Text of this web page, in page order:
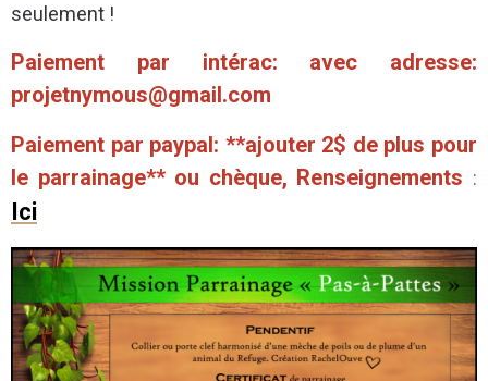
seulement !
Paiement par intérac: avec adresse:
projetnymous@gmail.com
Paiement par paypal: **ajouter 2$ de plus pour
le parrainage** ou chèque, Renseignements :
Ici